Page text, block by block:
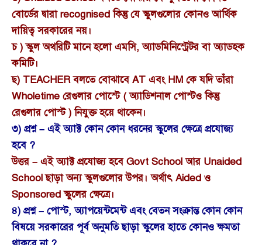
বোর্ডের দ্বারা recognised কিন্তু যে স্কুলগুলোর কোনও আর্থিক
দায়িত্ব সরকারের নয়।
চ ) স্কুল অথরিটি মানে হলো এমসি, অ্যাডমিনিস্ট্রেটর বা অ্যাডহক
কমিটি।
ছ) TEACHER বলতে বোঝাবে AT এবং HM কে যদি তাঁরা
Wholetime রেগুলার পোস্টে ( অ্যাডিশনাল পোস্টও কিন্তু
রেগুলার পোস্ট ) নিযুক্ত হয়ে থাকেন।
৩) প্রশ্ন – এই অ্যাক্ট কোন কোন ধরনের স্কুলের ক্ষেত্রে প্রযোজ্য
হবে ?
উত্তর – এই অ্যাক্ট প্রযোজ্য হবে Govt School আর Unaided
School ছাড়া অন্য স্কুলগুলোর উপর। অর্থাৎ Aided ও
Sponsored স্কুলের ক্ষেত্রে।
৪) প্রশ্ন – পোস্ট, অ্যাপয়েন্টমেন্ট এবং বেতন সংক্রান্ত কোন কোন
বিষয়ে সরকারের পূর্ব অনুমতি ছাড়া স্কুলের হাতে কোনও ক্ষমতা